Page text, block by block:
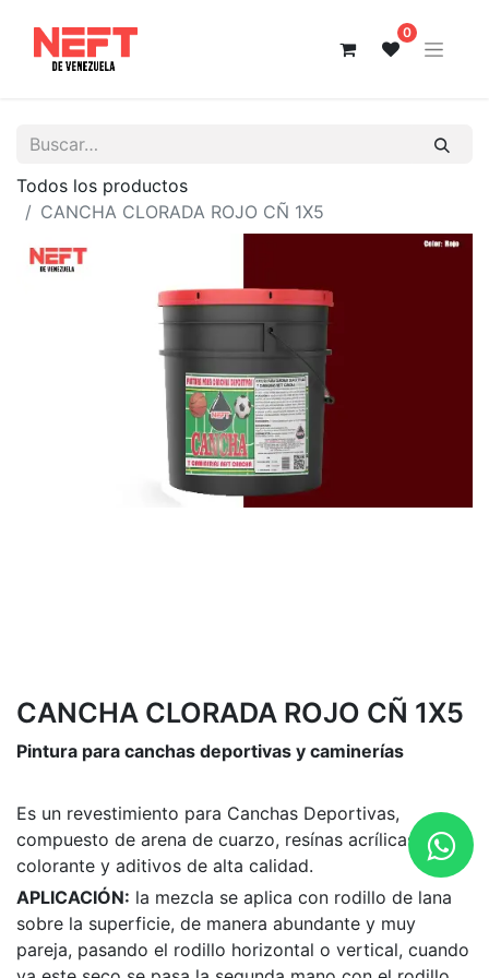
0
Todos los productos
CANCHA CLORADA ROJO CÑ 1X5
CANCHA CLORADA ROJO CÑ 1X5
Pintura para canchas deportivas y caminerías
Es un revestimiento para Canchas Deportivas,
compuesto de arena de cuarzo, resínas acrílicas, óxido
colorante y aditivos de alta calidad.
APLICACIÓN: la mezcla se aplica con rodillo de lana
sobre la superficie, de manera abundante y muy
pareja, pasando el rodillo horizontal o vertical, cuando